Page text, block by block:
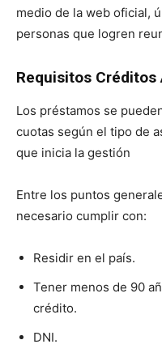
medio de la web oficial,
personas que logren
Requisitos Créditos
Los préstamos se
cuotas según el tipo de
que inicia la gestión
Entre los puntos
necesario cumplir con:
Residir en el país.
Tener menos de 90
crédito.
DNI.